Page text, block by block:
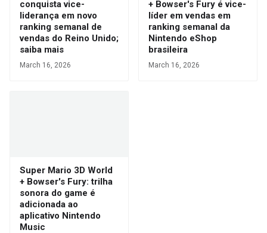
conquista vice-
liderança em novo
ranking semanal de
vendas do Reino Unido;
saiba mais
March 16, 2026
+ Bowser's Fury é vice-
líder em vendas em
ranking semanal da
Nintendo eShop
brasileira
March 16, 2026
Super Mario 3D World
+ Bowser's Fury: trilha
sonora do game é
adicionada ao
aplicativo Nintendo
Music